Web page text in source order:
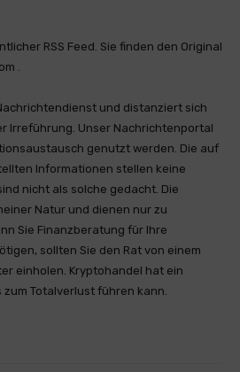
RSS Feed. Sie finden den Original
.
und distanziert sich
Irreführung. Unser Nachrichtenportal
genutzt werden. Die auf
Informationen stellen keine
nicht als solche gedacht. Die
Natur und dienen nur zu
Sie Finanzberatung für Ihre
sollten Sie den Rat von einem
einholen. Kryptohandel hat ein
Totalverlust führen kann.